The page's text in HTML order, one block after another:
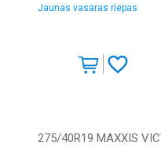
Jaunas vasaras riepas
275/40R19 MAXXIS